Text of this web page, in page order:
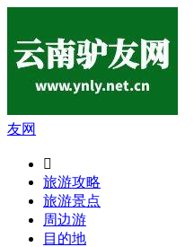
友网

旅游攻略
旅游景点
周边游
目的地